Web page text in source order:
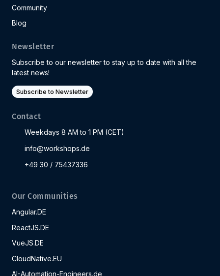
Community
Blog
Newsletter
Subscribe to our newsletter to stay up to date with all the
latest news!
Subscribe to Newsletter
Contact
Weekdays 8 AM to 1 PM (CET)
info@workshops.de
+49 30 / 75437336
Our Communities
Angular.DE
ReactJS.DE
VueJS.DE
CloudNative.EU
AI-Automation-Engineers.de